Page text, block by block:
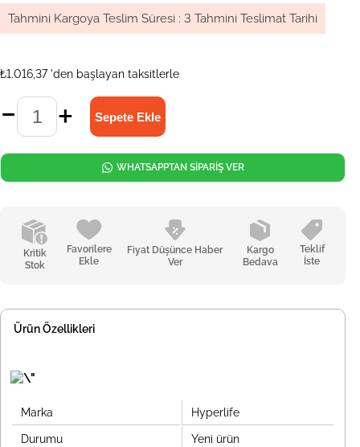
Tahmini Kargoya Teslim Süresi : 3 Tahmini Teslimat Tarihi
₺1.016,37 'den başlayan taksitlerle
Kritik
Stok
Favorilere
Ekle
Fiyat Düşünce Haber
Ver
Kargo
Bedava
Teklif
İste
WHATSAPPTAN SİPARİŞ VER
Ürün Özellikleri
Marka Hyperlife
Durumu Yeni ürün